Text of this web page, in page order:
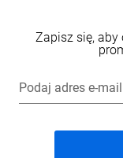
Zapisz się,
Podaj adres e-mail